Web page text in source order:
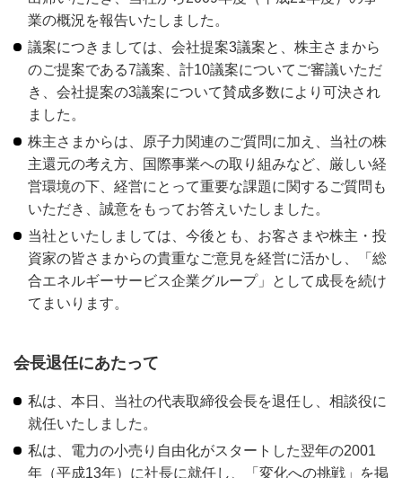
業の概況を報告いたしました。
議案につきましては、会社提案3議案と、株主さまから
のご提案である7議案、計10議案についてご審議いただ
き、会社提案の3議案について賛成多数により可決され
ました。
株主さまからは、原子力関連のご質問に加え、当社の株
主還元の考え方、国際事業への取り組みなど、厳しい経
営環境の下、経営にとって重要な課題に関するご質問も
いただき、誠意をもってお答えいたしました。
当社といたしましては、今後とも、お客さまや株主・投
資家の皆さまからの貴重なご意見を経営に活かし、「総
合エネルギーサービス企業グループ」として成長を続け
てまいります。
会長退任にあたって
私は、本日、当社の代表取締役会長を退任し、相談役に
就任いたしました。
私は、電力の小売り自由化がスタートした翌年の2001
年（平成13年）に社長に就任し、「変化への挑戦」を掲